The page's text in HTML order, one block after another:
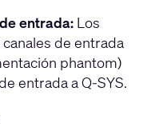
entrada: Los
de entrada
phantom)
entrada a Q-SYS.